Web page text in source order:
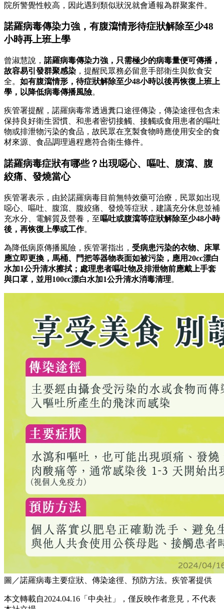
院所警覺性較高，因此遇到類似狀況就會通報為群聚案件。
諾羅病毒傳染力強，有腹瀉情形待症狀解除至少48
小時再上班上學
曾淑慧說， 諾羅病毒傳染力強，只需極少的病毒量便可傳播，
故容易引發群聚感染 ，提醒民眾務必留意手部衛生與飲食安
全。 如有腹瀉情形，待症狀解除至少48小時以後再恢復上班上
學，以降低病毒傳播風險。
疾管署提醒，諾羅病毒常透過糞口途徑傳染，傳染途徑包含未
保持良好衛生習慣、和患者密切接觸、接觸或食用患者的嘔吐
物或排泄物污染的食品，故民眾在烹製食物時應使用安全的食
材來源、食品調理過程應符合衛生條件。
諾羅病毒症狀有哪些？出現噁心、嘔吐、腹瀉、腹
絞痛、發燒當心
疾管署表示，由於諾羅病毒目前無特效藥可治療，民眾如出現
噁心、嘔吐、腹瀉、腹絞痛、發燒等症狀，建議充分休息並補
充水分、電解質及營養，至嘔吐或腹瀉等症狀解除至少48小時
後，再恢復上學或工作。
為降低病原傳播風險，疾管署指出， 受病患污染的衣物、床單
應立即更換，馬桶、門把等器物表面如被污染，應用20cc漂白
水加1公升清水擦拭；處理患者嘔吐物及排泄物前應戴上手套
與口罩，並用100cc漂白水加1公升清水消毒清理。
圖／諾羅病毒主要症狀、傳染途徑、預防方法。疾管署提供
本文轉載自2024.04.16「中央社」，僅反映作者意見，不代表